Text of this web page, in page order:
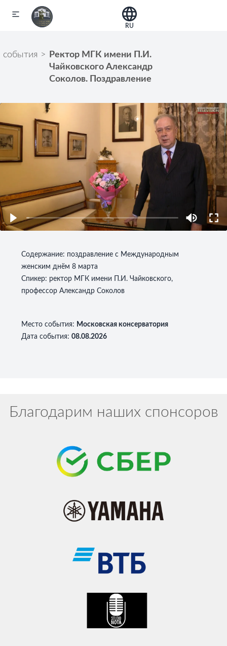
RU
события >
Ректор МГК имени П.И.
Чайковского Александр
Соколов. Поздравление
Содержание: поздравление с Международным
женским днём 8 марта
Спикер: ректор МГК имени П.И. Чайковского,
профессор Александр Соколов
Место события: Московская консерватория
Дата события: 08.08.2026
Благодарим наших спонсоров